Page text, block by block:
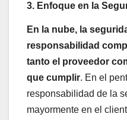
3. Enfoque en la
En la nube, la
responsabilidad
tanto el proveedor
que cumplir. En el
responsabilidad de la
mayormente en el